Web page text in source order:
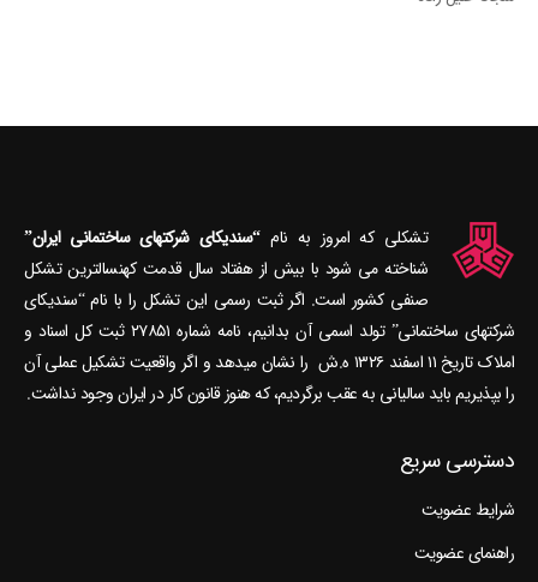
تشکلی که امروز به نام“سندیکای شرکتهای ساختمانی ایران”
شناخته می‎ شود با بیش از هفتاد سال قدمت کهنسال‎ترین تشکل
صنفی کشور است. اگر ثبت رسمی این تشکل را با نام “سندیکای
شرکتهای ساختمانی” تولد اسمی آن بدانیم، نامه شماره ۲۷۸۵۱ ثبت کل اسناد و
املاک تاریخ ۱۱ اسفند ۱۳۲۶ ه.ش را نشان می‎دهد و اگر واقعیت تشکیل عملی آن
را بپذیریم باید سالیانی به عقب برگردیم، که هنوز قانون کار در ایران وجود نداشت.
دسترسی سریع
شرایط عضویت
راهنمای عضویت